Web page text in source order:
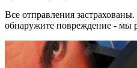
Все отправления
обнаружите повреждение - мы